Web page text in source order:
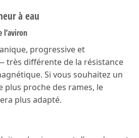
à eau
l’aviron
progressive et
très différente de la résistance
Si vous souhaitez un
plus proche des rames, le
plus adapté.